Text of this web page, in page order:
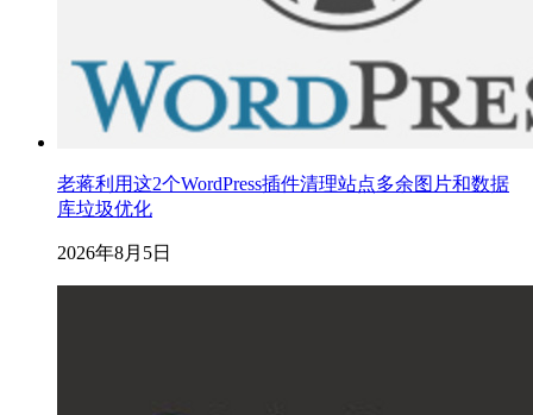
老蒋利用这2个WordPress插件清理站点多余图片和数据
库垃圾优化
2026年8月5日